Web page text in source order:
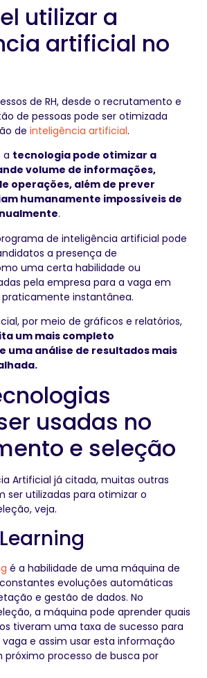
utilizar a
artificial no
de RH, desde o recrutamento e
de pessoas pode ser otimizada
de inteligência artificial.
a tecnologia pode otimizar a
volume de informações,
operações, além de prever
humanamente impossíveis de
.
de inteligência artificial pode
a presença de
uma certa habilidade ou
pela empresa para a vaga em
instantânea.
por meio de gráficos e relatórios,
um mais completo
uma análise de resultados mais
usadas no
e seleção
Artificial já citada, muitas outras
ser utilizadas para otimizar o
veja.
é a habilidade de uma máquina de
evoluções automáticas
e gestão de dados. No
a máquina pode aprender quais
tiveram uma taxa de sucesso para
e assim usar esta informação
processo de busca por